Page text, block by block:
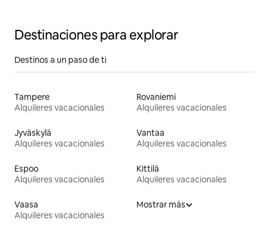
Destinaciones para explorar
Destinos a un paso de ti
Tampere
Alquileres vacacionales
Rovaniemi
Alquileres vacacionales
Jyväskylä
Alquileres vacacionales
Vantaa
Alquileres vacacionales
Espoo
Alquileres vacacionales
Kittilä
Alquileres vacacionales
Vaasa
Alquileres vacacionales
Mostrar más